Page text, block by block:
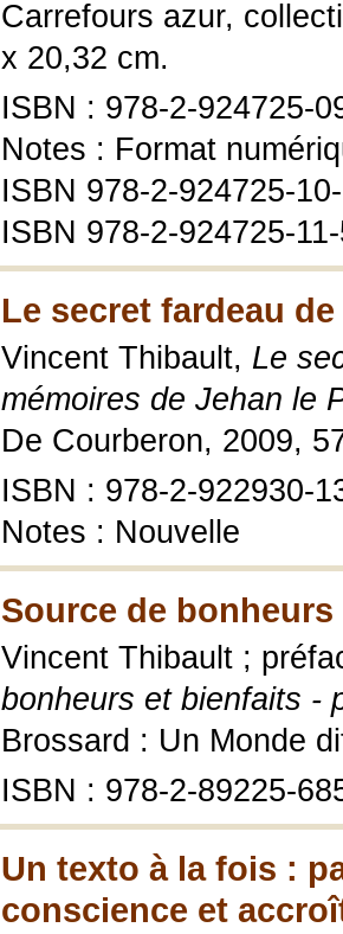
Carrefours azur,
x 20,32 cm.
ISBN : 978-2-924725-
Notes : Format
ISBN 978-2-924725-
ISBN 978-2-924725-
Le secret fardeau
Vincent Thibault, Le
mémoires de Jehan le
De Courberon, 2009,
ISBN : 978-2-922930-
Notes : Nouvelle
Source de
Vincent Thibault ;
bonheurs et bienfaits -
Brossard : Un Monde
ISBN : 978-2-89225-
Un texto à la fois :
conscience et